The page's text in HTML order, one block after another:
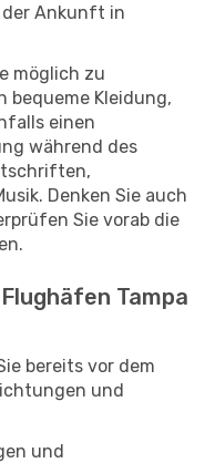
der Ankunft in
möglich zu
bequeme Kleidung,
einen
während des
Denken Sie auch
Sie vorab die
Tampa
bereits vor dem
und
und